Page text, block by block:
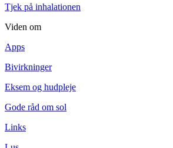
Tjek på inhalationen
Viden om
Apps
Bivirkninger
Eksem og hudpleje
Gode råd om sol
Links